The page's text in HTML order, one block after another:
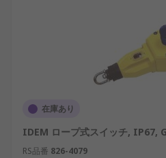
在庫あり
IDEM ロープ式スイッチ, IP67,
RS品番 826-4079